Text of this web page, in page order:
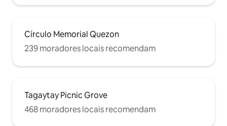
Círculo Memorial Quezon
239 moradores locais recomendam
Tagaytay Picnic Grove
468 moradores locais recomendam